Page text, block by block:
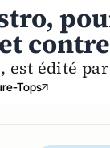
est édité
Tops